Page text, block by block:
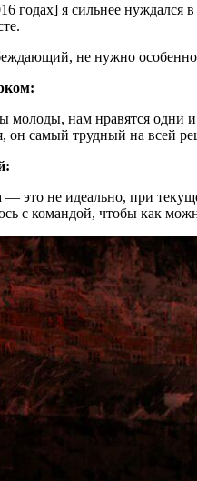
годах] я сильнее
не нужно особенно
нам нравятся одни
он самый трудный на всей
— это не идеально, при
с командой, чтобы как